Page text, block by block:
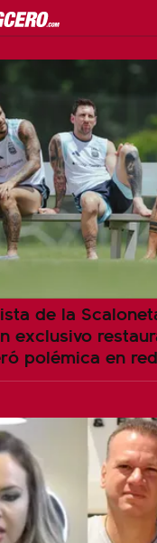
de la
exclusivo
polémica en